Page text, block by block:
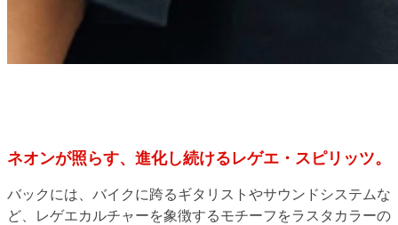
ネオンが照らす、進化し続けるレゲエ・スピリッツ。
バックには、バイクに跨るギタリストやサウンドシステムな
ど、レゲエカルチャーを象徴するモチーフをラスタカラーの